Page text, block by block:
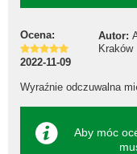
Ocena: Autor:
Kraków
2022-11-09
Wyraźnie odczuwalna
Aby móc